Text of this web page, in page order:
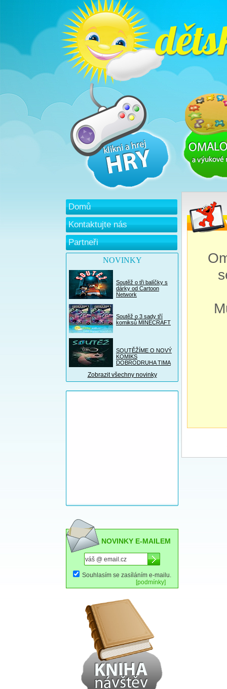
Domů
Kontaktujte nás
Partneři
NOVINKY
Soutěž o tři balíčky s
dárky od Cartoon
Network
Soutěž o 3 sady tří
komiksů MINECRAFT
SOUTĚŽÍME O NOVÝ
KOMIKS
DOBRODRUHA TIMA
Zobrazit všechny novinky
NOVINKY E-MAILEM
Souhlasím se zasíláním e-mailu.
[podmínky]